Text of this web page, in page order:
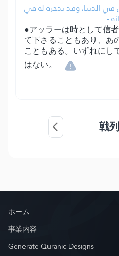
في الدنيا، وقد يدخره له في
-.
●アッラーは時として信
て下さることもあり、あ
こともある。いずれにし
はない。
戦
ホーム
事業内容
Generate Quranic Designs